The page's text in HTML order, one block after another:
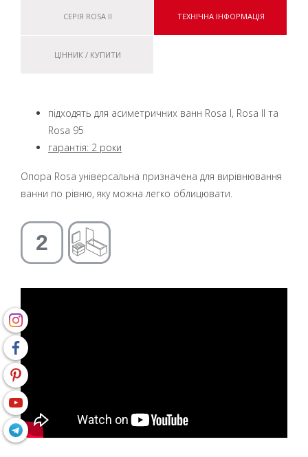
СЕРІЯ ROSA II ТЕХНІЧНА ІНФОРМАЦІЯ
ЦІННИК / КУПИТИ
підходять для асиметричних ванн Rosa I, Rosa II та
Rosa 95
гарантія: 2 роки
Опора Rosa універсальна призначена для вирівнювання
ванни по рівню, яку можна легко облицювати.